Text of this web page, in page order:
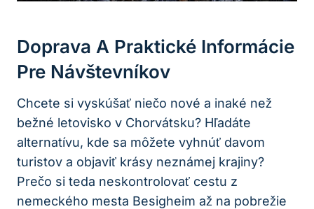
Doprava A Praktické Informácie
Pre Návštevníkov
Chcete si vyskúšať niečo nové a inaké než
bežné letovisko v Chorvátsku? Hľadáte
alternatívu, kde sa môžete vyhnúť davom
turistov a objaviť krásy neznámej krajiny?
Prečo si teda neskontrolovať cestu z
nemeckého mesta Besigheim až na pobrežie